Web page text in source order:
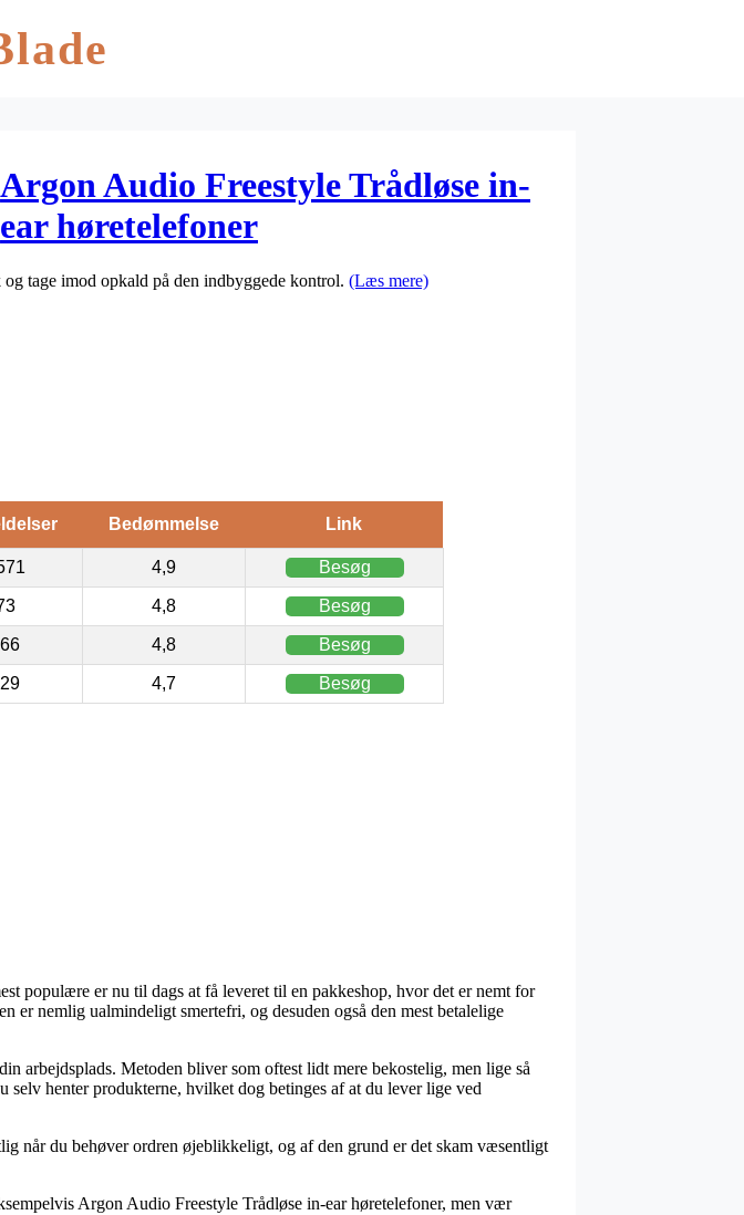
Argon Audio Freestyle Trådløse in-
ear høretelefoner
tage imod opkald på den indbyggede kontrol. (Læs mere)
Bedømmelse Link
4,9 Besøg
4,8 Besøg
4,8 Besøg
4,7 Besøg
populære er nu til dags at få leveret til en pakkeshop, hvor det er nemt for
er nemlig ualmindeligt smertefri, og desuden også den mest betalelige
arbejdsplads. Metoden bliver som oftest lidt mere bekostelig, men lige så
henter produkterne, hvilket dog betinges af at du lever lige ved
når du behøver ordren øjeblikkeligt, og af den grund er det skam væsentligt
Argon Audio Freestyle Trådløse in-ear høretelefoner, men vær